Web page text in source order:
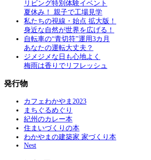
リビング特別体験イベント
夏休み！ 親子で工場見学
私たちの視線・始点 拡大版！
身近な自然が世界を広げる！
自転車の“青切符”運用3カ月
あなたの運転大丈夫？
ジメジメな日も心地よく
梅雨は香りでリフレッシュ
発行物
カフェわかやま2023
まちぐるめぐり
紀州のカレー本
住まいづくりの本
わかやまの建築家 家づくり本
Nest